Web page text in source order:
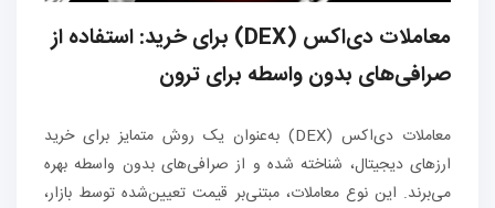
معاملات دی‌اکس (DEX) برای خرید:استفاده از
صرافی‌های بدون واسطه برای ترون
معاملات دی‌اکس (DEX) به‌عنوان یک روش متمایز برای خرید
ارزهای دیجیتال، شناخته شده و از صرافی‌های بدون واسطه بهره
می‌برند. این نوع معاملات، مبتنی‌بر قیمت تعیین‌شده توسط بازار،